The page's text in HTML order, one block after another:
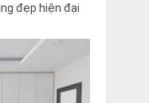
đẹp hiện đại